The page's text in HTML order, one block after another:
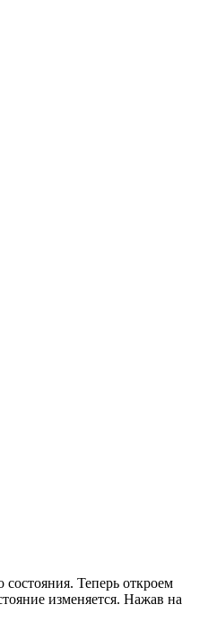
состояния. Теперь откроем
изменяется. Нажав на